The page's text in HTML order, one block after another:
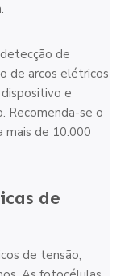
de
de arcos elétricos
e
Recomenda-se o
mais de 10.000
de
de tensão,